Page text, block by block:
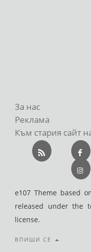
За нас
Реклама
Към стария сайт
e107 Theme based
released under the
license.
ВПИШИ СЕ